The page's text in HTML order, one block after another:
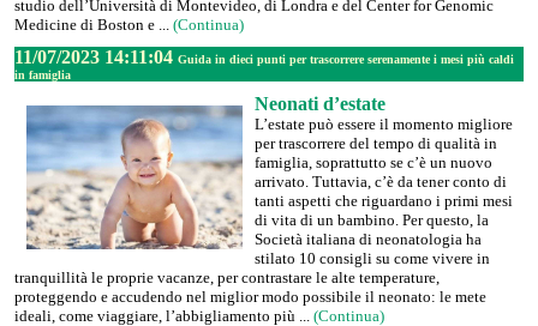
studio dell’Università di Montevideo, di Londra e del Center for Genomic
Medicine di Boston e ... (Continua)
11/07/2023 14:11:04 Guida in dieci punti per trascorrere serenamente i mesi più caldi
in famiglia
Neonati d’estate
L’estate può essere il momento migliore
per trascorrere del tempo di qualità in
famiglia, soprattutto se c’è un nuovo
arrivato. Tuttavia, c’è da tener conto di
tanti aspetti che riguardano i primi mesi
di vita di un bambino. Per questo, la
Società italiana di neonatologia ha
stilato 10 consigli su come vivere in
tranquillità le proprie vacanze, per contrastare le alte temperature,
proteggendo e accudendo nel miglior modo possibile il neonato: le mete
ideali, come viaggiare, l’abbigliamento più ... (Continua)